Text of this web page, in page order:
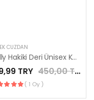
CÜZDAN
Holly Hakiki Deri Ünisex Kart ve Para Bölme Taba Renk kartlık
TRY 450,00 TRY
( 1 Oy )